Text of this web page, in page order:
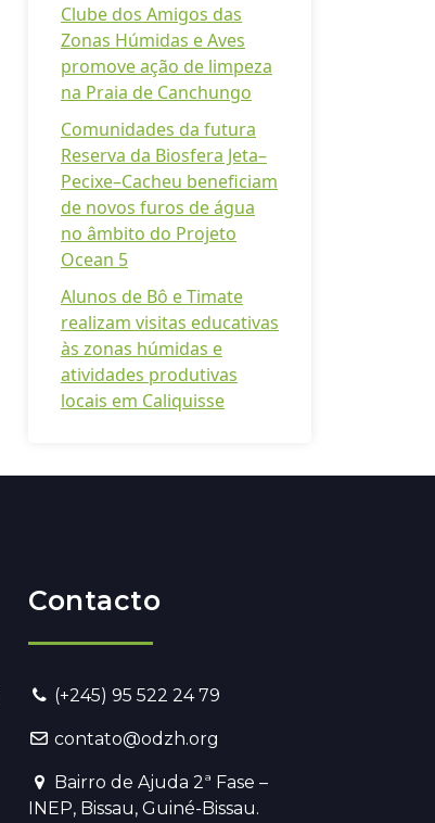
Clube dos Amigos das
Zonas Húmidas e Aves
promove ação de limpeza
na Praia de Canchungo
Comunidades da futura
Reserva da Biosfera Jeta–
Pecixe–Cacheu beneficiam
de novos furos de água
no âmbito do Projeto
Ocean 5
Alunos de Bô e Timate
realizam visitas educativas
às zonas húmidas e
atividades produtivas
locais em Caliquisse
Contacto
(+245) 95 522 24 79
contato@odzh.org
Bairro de Ajuda 2ª Fase –
INEP, Bissau, Guiné-Bissau.